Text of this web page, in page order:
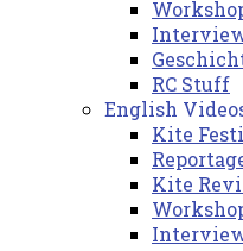
RC Stuff
English
Kite
Kite